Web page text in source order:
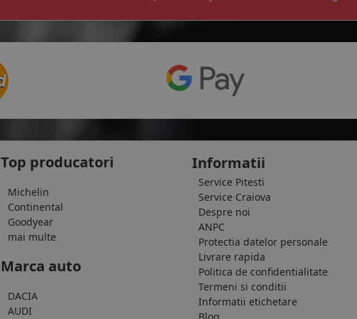
Top producatori
Michelin
Continental
Goodyear
mai multe
Marca auto
DACIA
AUDI
Informatii
Service Pitesti
Service Craiova
Despre noi
ANPC
Protectia datelor personale
Livrare rapida
Politica de confidentialitate
Termeni si conditii
Informatii etichetare